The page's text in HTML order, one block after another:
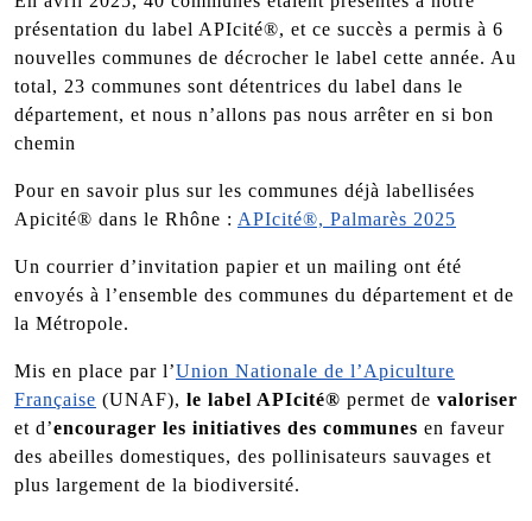
présentation du label APIcité®, et ce succès a permis à 6
nouvelles communes de décrocher le label cette année. Au
total, 23 communes sont détentrices du label dans le
département, et nous n’allons pas nous arrêter en si bon
chemin
Pour en savoir plus sur les communes déjà labellisées
Apicité® dans le Rhône : APIcité®, Palmarès 2025
Un courrier d’invitation papier et un mailing ont été
envoyés à l’ensemble des communes du département et de
la Métropole.
Mis en place par l’Union Nationale de l’Apiculture
Française (UNAF), le label APIcité® permet de valoriser
et d’encourager les initiatives des communes en faveur
des abeilles domestiques, des pollinisateurs sauvages et
plus largement de la biodiversité.